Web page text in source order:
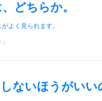
どちらか。
よく見られます。
ないほうがいい